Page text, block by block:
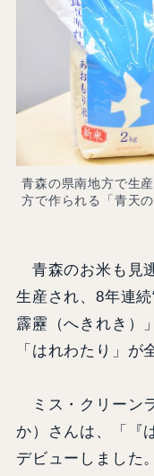
青森の県南地方で生
方で作られる「青天
青森のお米も見
生産され、8年連
霹靂（へきれき）
「はれわたり」が
ミス・クリーン
か）さんは、「『
デビューしました